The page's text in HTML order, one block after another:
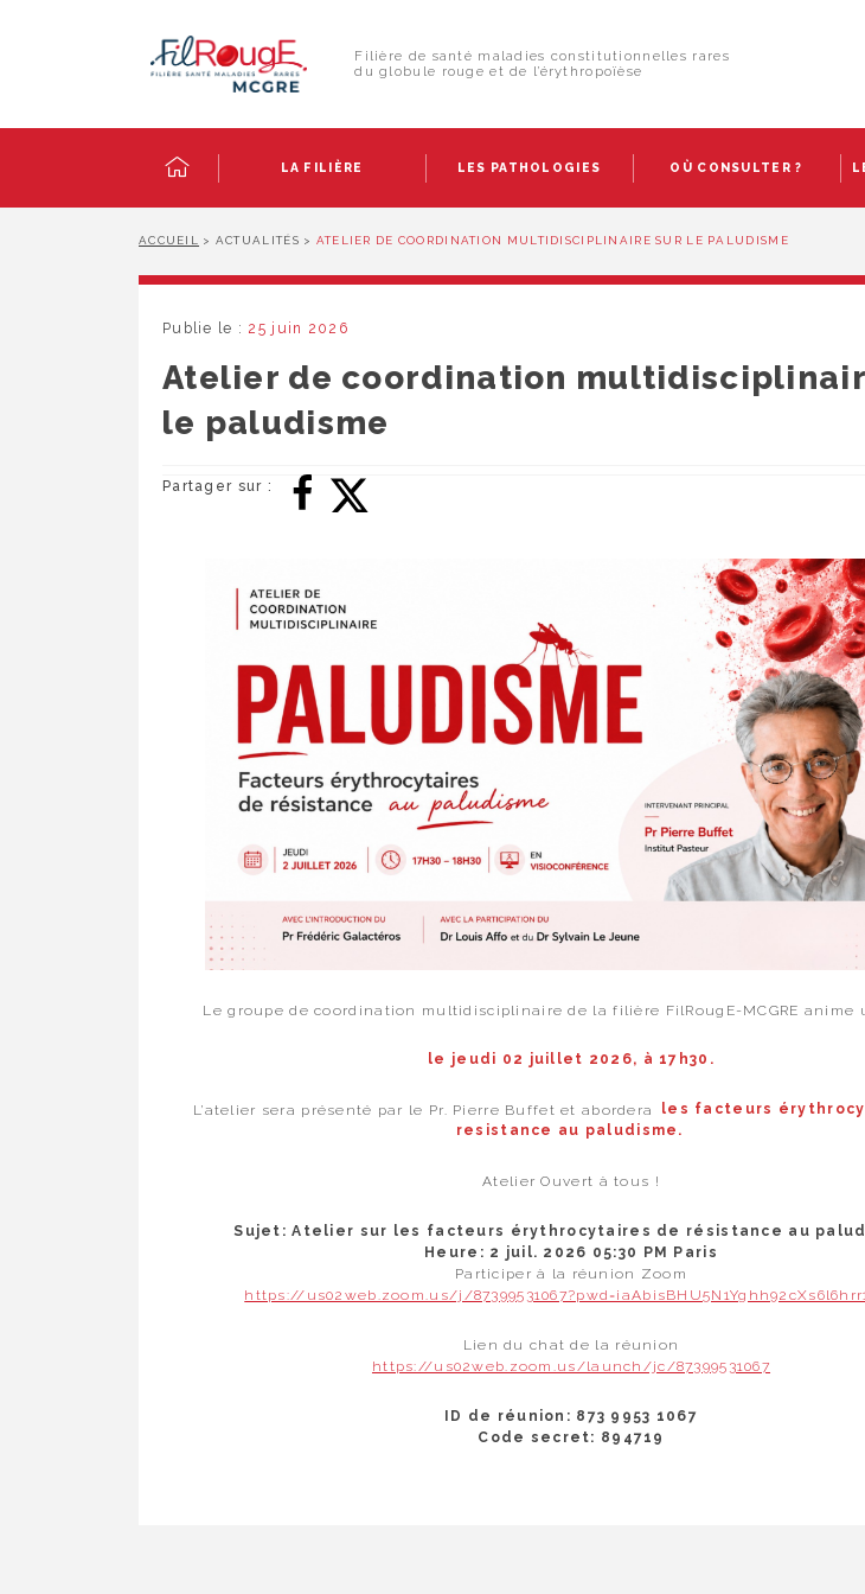
Filière de santé maladies constitutionnelles rares
du globule rouge et de l’érythropoïèse
LA FILIÈRE LES PATHOLOGIES OÙ CONSULTER ?
ACCUEIL > ACTUALITÉS > ATELIER DE COORDINATION MULTIDISCIPLINAIRE SUR LE PALUDISME
Publie le : 25 juin 2026
Atelier de coordination
le paludisme
Partager sur :
Le groupe de coordination multidisciplinaire de la filière FilRougE-MCGRE anime
le jeudi 02 juillet 2026, à 17h30.
L’atelier sera présenté par le Pr. Pierre Buffet et abordera
les facteurs
resistance au paludisme.
Atelier Ouvert à tous !
Sujet: Atelier sur les facteurs érythrocytaires de résistance au
Heure: 2 juil. 2026 05:30 PM Paris
Participer à la réunion Zoom
https://us02web.zoom.us/j/
Lien du chat de la réunion
https://us02web.zoom.us/launch/jc/87399531067
ID de réunion: 873 9953 1067
Code secret: 894719